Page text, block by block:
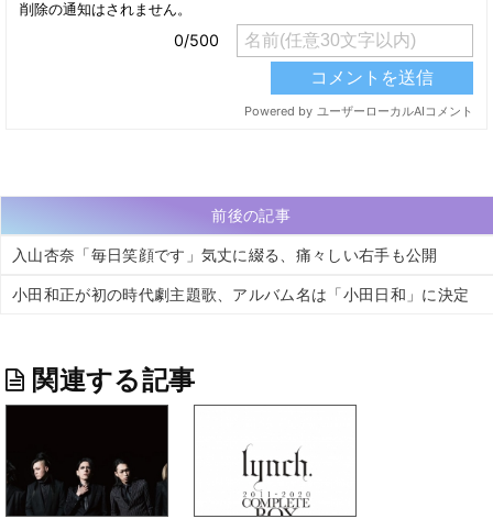
前後の記事
入山杏奈「毎日笑顔です」気丈に綴る、痛々しい右手も公開
小田和正が初の時代劇主題歌、アルバム名は「小田日和」に決定
関連する記事